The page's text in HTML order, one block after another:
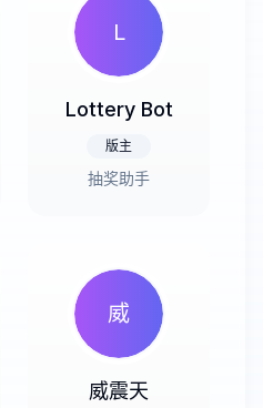
L
Lottery Bot
版主
抽奖助手
威
威震天